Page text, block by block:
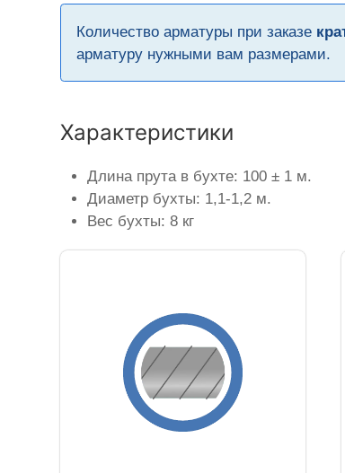
Количество арматуры при заказе
арматуру нужными вам размерами.
Характеристики
Длина прута в бухте: 100 ± 1 м.
Диаметр бухты: 1,1-1,2 м.
Вес бухты: 8 кг